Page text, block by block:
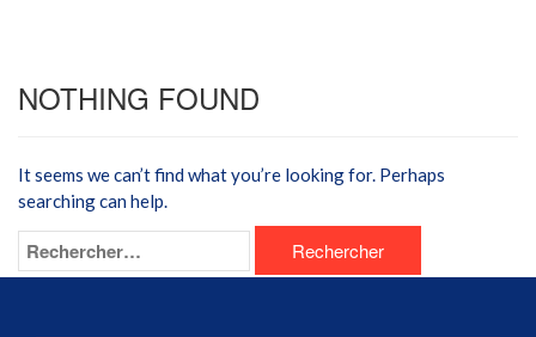
NOTHING FOUND
It seems we can’t find what you’re looking for. Perhaps
searching can help.